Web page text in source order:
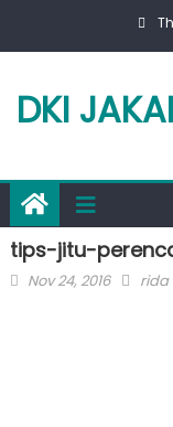
DKI
tips-jitu-
Posted
Nov 24, 2016 rida